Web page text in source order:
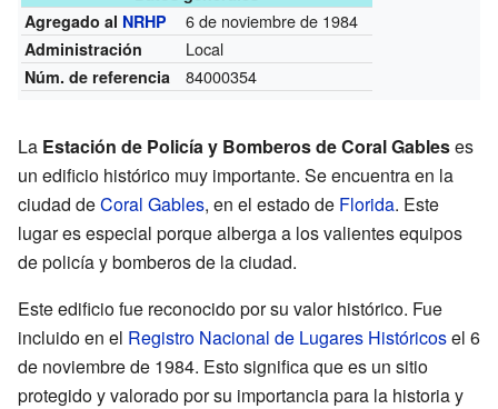
Agregado al NRHP 6 de noviembre de 1984
Administración Local
Núm. de referencia 84000354
La Estación de Policía y Bomberos de Coral Gableses
un edificio histórico muy importante. Se encuentra en la
ciudad deCoral Gables, en el estado de Florida. Este
lugar es especial porque alberga a los valientes equipos
de policía y bomberos de la ciudad.
Este edificio fue reconocido por su valor histórico. Fue
incluido en el Registro Nacional de Lugares Históricosel 6
de noviembre de 1984. Esto significa que es un sitio
protegido y valorado por su importancia para la historia y